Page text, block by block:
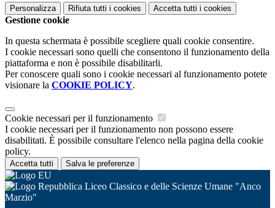
Personalizza Rifiuta tutti i cookies Accetta tutti i cookies
Gestione cookie
In questa schermata è possibile scegliere quali cookie consentire.
I cookie necessari sono quelli che consentono il funzionamento della
piattaforma e non è possibile disabilitarli.
Per conoscere quali sono i cookie necessari al funzionamento potete
visionare la COOKIE POLICY.
Cookie necessari per il funzionamento
I cookie necessari per il funzionamento non possono essere
disabilitati. È possibile consultare l'elenco nella pagina della cookie
policy.
Accetta tutti Salva le preferenze
Liceo Classico e delle Scienze Umane "Anco
Marzio"